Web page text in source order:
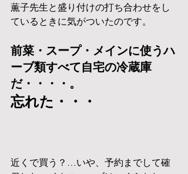
薫子先生と盛り付けの打ち合わせをし
ているときに気がついたのです。
前菜・スープ・メインに使うハ
ーブ類すべて自宅の冷蔵庫
だ・・・・。
忘れた・・・
近くで買う？…いや、予約までして確